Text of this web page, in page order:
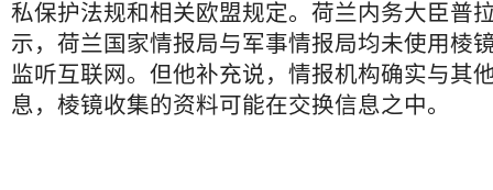
私保护法规和相关欧盟规定。荷兰内务大臣普
示，荷兰国家情报局与军事情报局均未使用棱
监听互联网。但他补充说，情报机构确实与其
息，棱镜收集的资料可能在交换信息之中。